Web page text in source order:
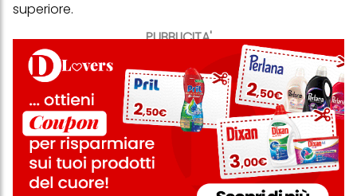
PUBBLICITA'
superiore.